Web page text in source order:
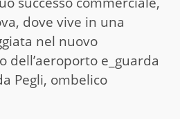
dove vive in una
nel nuovo
dell’aeroporto e_guarda
Pegli, ombelico